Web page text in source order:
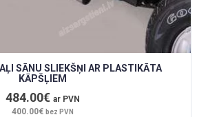
SĀNU SLIEKŠŅI AR PLASTIKĀTA
KĀPŠĻIEM
484.00€ ar PVN
400.00€ bez PVN